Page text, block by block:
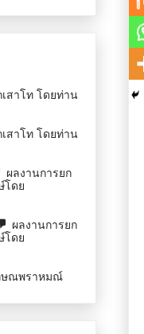
เสาโท โดยท่าน
เสาโท โดยท่าน
ผลงานการยก
โดย
ผลงานการยก
โดย
ณพราหมณ์